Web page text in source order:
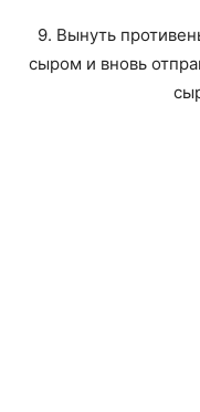
9. Вынуть
сыром и вновь